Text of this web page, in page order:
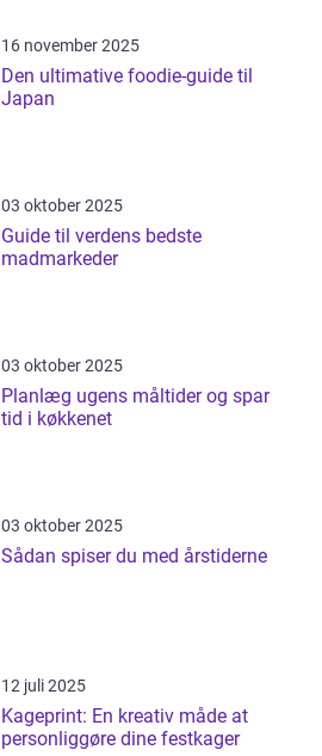
16 november 2025
Den ultimative foodie-guide til
Japan
03 oktober 2025
Guide til verdens bedste
madmarkeder
03 oktober 2025
Planlæg ugens måltider og spar
tid i køkkenet
03 oktober 2025
Sådan spiser du med årstiderne
12 juli 2025
Kageprint: En kreativ måde at
personliggøre dine festkager